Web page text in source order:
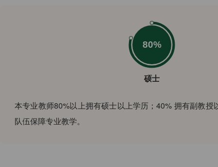
硕士
本专业教师80%以上拥有硕士以上学历；40% 拥有副教
队伍保障专业教学。